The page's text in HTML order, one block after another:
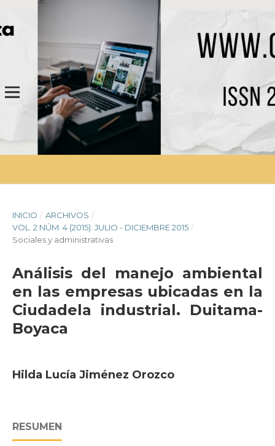
INICIO / ARCHIVOS /
VOL. 2 NÚM. 4 (2015): JULIO - DICIEMBRE 2015 /
Sociales y administrativas
Análisis del manejo ambiental
en las empresas ubicadas en la
Ciudadela industrial. Duitama-
Boyaca
Hilda Lucía Jiménez Orozco
RESUMEN